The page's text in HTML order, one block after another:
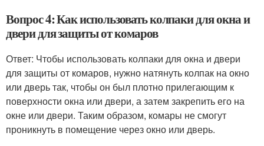
Вопрос 4: Как использовать колпаки для окна и
двери для защиты от комаров
Ответ: Чтобы использовать колпаки для окна и двери
для защиты от комаров, нужно натянуть колпак на окно
или дверь так, чтобы он был плотно прилегающим к
поверхности окна или двери, а затем закрепить его на
окне или двери. Таким образом, комары не смогут
проникнуть в помещение через окно или дверь.